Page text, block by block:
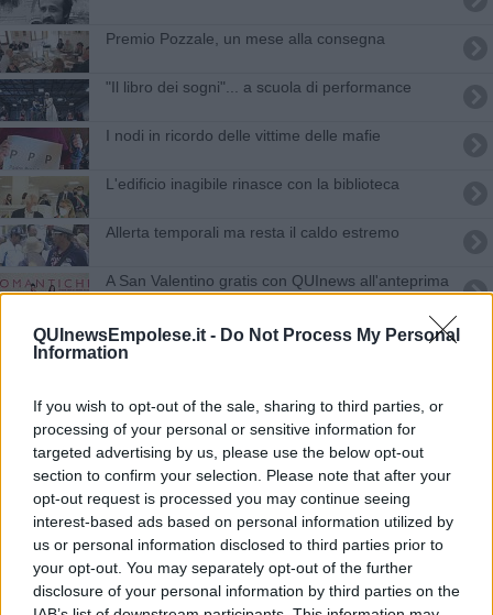
QUInewsEmpolese.it - Do Not Process My Personal
Information
If you wish to opt-out of the sale, sharing to third parties, or
processing of your personal or sensitive information for
targeted advertising by us, please use the below opt-out
section to confirm your selection. Please note that after your
opt-out request is processed you may continue seeing
interest-based ads based on personal information utilized by
us or personal information disclosed to third parties prior to
your opt-out. You may separately opt-out of the further
disclosure of your personal information by third parties on the
Premio Pozzale, un mese alla consegna
"Il libro dei sogni"... a scuola di performance
I nodi in ricordo delle vittime delle mafie
L'edificio inagibile rinasce con la biblioteca
Allerta temporali ma resta il caldo estremo
A San Valentino gratis con QUInews all'anteprima
di "Romantiche"
Bilancio climatico 2023, in Toscana 44 eventi
estremi
Fermata la Flotilla, occupata la stazione di Pisa
Canottaggio, da Pontedera ai mondiali under 23
Gli azzurri in campo per il Centro Donna
Il folklore siciliano prima di Empoli-Palermo